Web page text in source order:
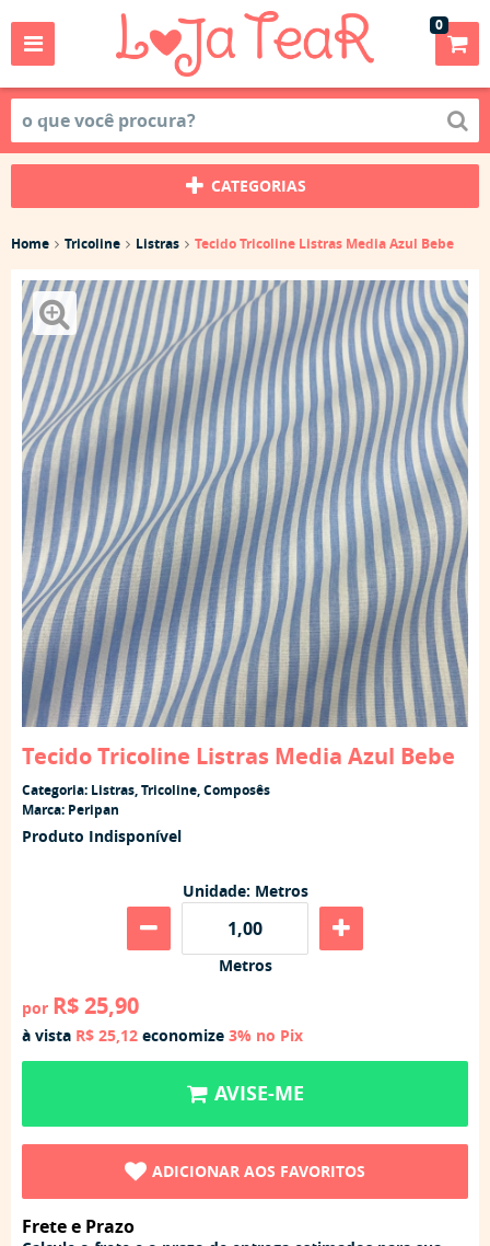
0
CATEGORIAS
Home Tricoline Listras Tecido Tricoline Listras Media Azul Bebe
Tecido Tricoline Listras Media Azul Bebe
Categoria: Listras,Tricoline,Composês
Marca: Peripan
Produto Indisponível
Unidade: Metros
Metros
por R$ 25,90
à vista R$ 25,12 economize 3% no Pix
AVISE-ME
ADICIONAR AOS FAVORITOS
Frete e Prazo